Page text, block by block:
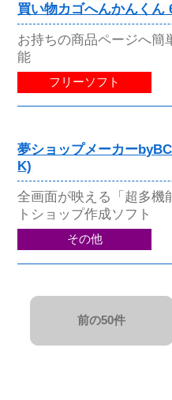
買い物カゴへんかんくん
お持ちの商品ページへ簡
能
フリーソフト
夢ショップメーカー
K)
全画面が映える「超多機
トショップ作成ソフト
その他
前の50件